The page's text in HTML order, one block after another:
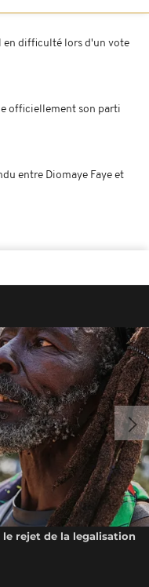
en difficulté lors d'un vote
officiellement son parti
entre Diomaye Faye et
le rejet de la legalisation